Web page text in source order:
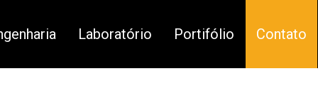
Laboratório Portifólio Contato